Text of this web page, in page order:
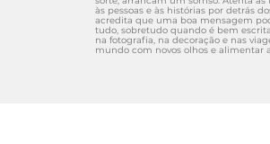
às pessoas e às histórias por detrás
acredita que uma boa mensagem
tudo, sobretudo quando é bem
na fotografia, na decoração e nas
mundo com novos olhos e alimentar